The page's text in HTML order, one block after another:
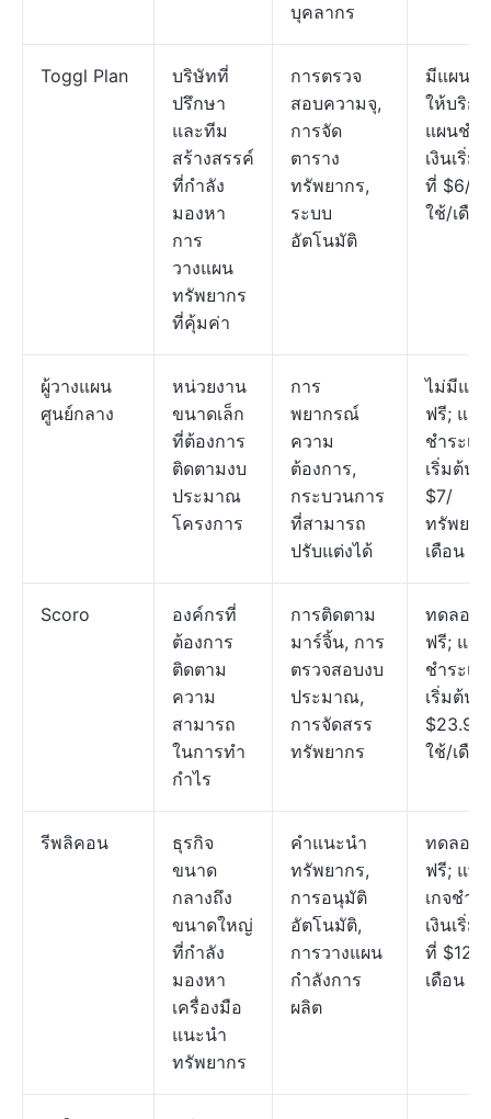
บุคลากร
Toggl Plan
บริษัทที่
ปรึกษา
และทีม
สร้างสรรค์
ที่กำลัง
มองหา
การ
วางแผน
ทรัพยากร
ที่คุ้มค่า
การตรวจ
สอบความจุ,
การจัด
ตาราง
ทรัพยากร,
ระบบ
อัตโนมัติ
มีแผนฟรี
ให้บริกา
แผนชำ
เงินเริ่ม
ที่ $6/ผู้
ใช้/เดือน
ผู้วางแผน
ศูนย์กลาง
หน่วยงาน
ขนาดเล็ก
ที่ต้องการ
ติดตามงบ
ประมาณ
โครงการ
การ
พยากรณ์
ความ
ต้องการ,
กระบวนการ
ที่สามารถ
ปรับแต่งได้
ไม่มีแผน
ฟรี; แผน
ชำระเงิ
เริ่มต้นที่
$7/
ทรัพยา
เดือน
Scoro
องค์กรที่
ต้องการ
ติดตาม
ความ
สามารถ
ในการทำ
กำไร
การติดตาม
มาร์จิ้น, การ
ตรวจสอบงบ
ประมาณ,
การจัดสรร
ทรัพยากร
ทดลอง
ฟรี; แผน
ชำระเงิ
เริ่มต้นที่
ใช้/เดือน
รีพลิคอน
ธุรกิจ
ขนาด
กลางถึง
ขนาดใหญ่
ที่กำลัง
มองหา
เครื่องมือ
แนะนำ
ทรัพยากร
คำแนะนำ
ทรัพยากร,
การอนุมัติ
อัตโนมัติ,
การวางแผน
กำลังการ
ผลิต
ทดลอง
ฟรี; แพ็ก
เกจชำร
เงินเริ่ม
ที่ $12/
เดือน